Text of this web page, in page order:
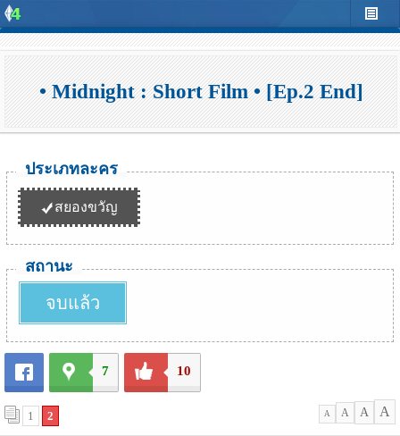
• Midnight : Short Film • [Ep.2 End]
ประเภทละคร
สยองขวัญ
สถานะ
จบแล้ว
7 10
1 2 A A A A